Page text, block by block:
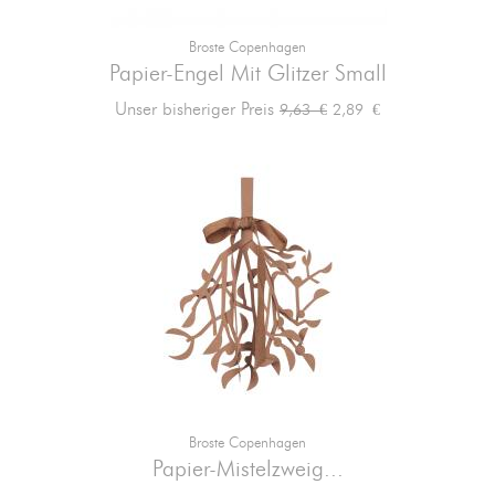
Broste Copenhagen
Papier-Engel Mit Glitzer Small
Unser bisheriger Preis Verkaufspreis
9,63 € Preis
2,89 €
Broste Copenhagen
Papier-Mistelzweig...